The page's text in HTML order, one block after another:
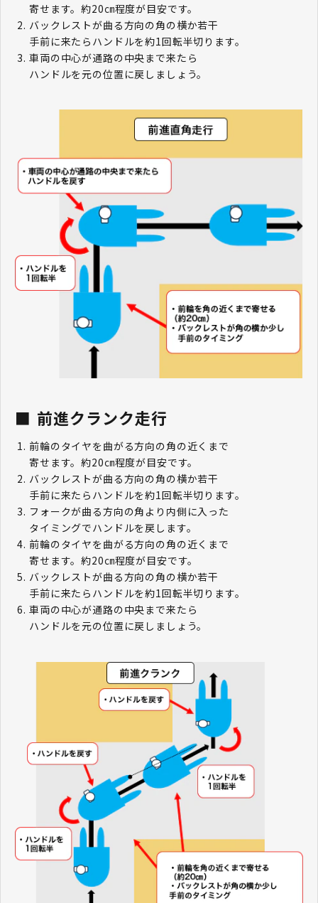
寄せます。約20㎝程度が目安です。
バックレストが曲る方向の角の横か若干
手前に来たらハンドルを約1回転半切ります。
車両の中心が通路の中央まで来たら
ハンドルを元の位置に戻しましょう。
前進クランク走行
前輪のタイヤを曲がる方向の角の近くまで
寄せます。約20㎝程度が目安です。
バックレストが曲る方向の角の横か若干
手前に来たらハンドルを約1回転半切ります。
フォークが曲る方向の角より内側に入った
タイミングでハンドルを戻します。
前輪のタイヤを曲がる方向の角の近くまで
寄せます。約20㎝程度が目安です。
バックレストが曲る方向の角の横か若干
手前に来たらハンドルを約1回転半切ります。
車両の中心が通路の中央まで来たら
ハンドルを元の位置に戻しましょう。